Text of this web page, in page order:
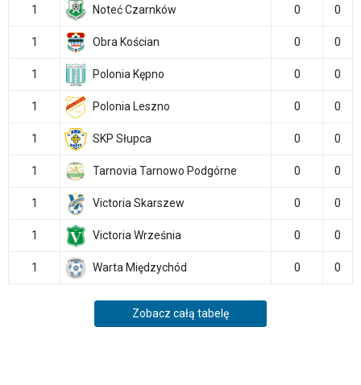
1 Noteć Czarnków 0 0
1 Obra Kościan 0 0
1 Polonia Kępno 0 0
1 Polonia Leszno 0 0
1 SKP Słupca 0 0
1 Tarnovia Tarnowo Podgórne 0 0
1 Victoria Skarszew 0 0
1 Victoria Września 0 0
1 Warta Międzychód 0 0
Zobacz całą tabelę